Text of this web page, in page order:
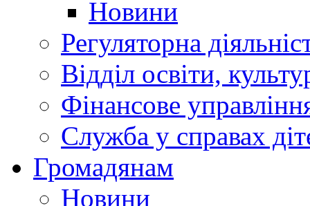
Новини
Регуляторна
Відділ освіти,
Фінансове
Служба у справах
Громадянам
Новини